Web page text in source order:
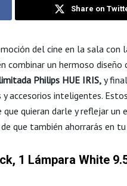
Share on
del cine en la sala con
combinar un hermoso diseño
Philips HUE IRIS,y
accesorios inteligentes.
quieran darle y reflejar un
que también ahorrarás en
1 Lámpara White